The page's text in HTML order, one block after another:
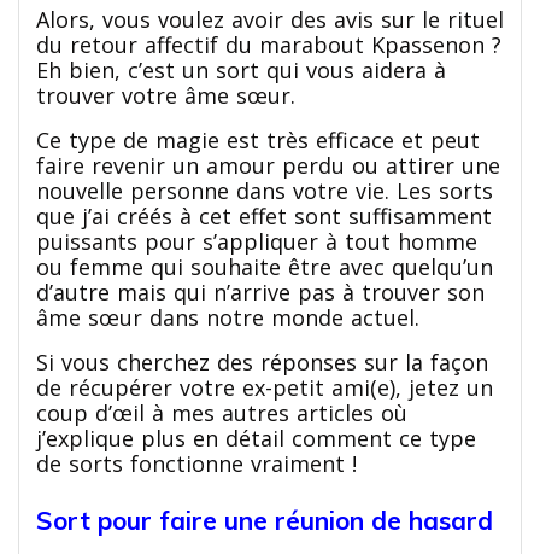
Alors, vous voulez avoir des avis sur le rituel
du retour affectif du marabout Kpassenon ?
Eh bien, c’est un sort qui vous aidera à
trouver votre âme sœur.
Ce type de magie est très efficace et peut
faire revenir un amour perdu ou attirer une
nouvelle personne dans votre vie. Les sorts
que j’ai créés à cet effet sont suffisamment
puissants pour s’appliquer à tout homme
ou femme qui souhaite être avec quelqu’un
d’autre mais qui n’arrive pas à trouver son
âme sœur dans notre monde actuel.
Si vous cherchez des réponses sur la façon
de récupérer votre ex-petit ami(e), jetez un
coup d’œil à mes autres articles où
j’explique plus en détail comment ce type
de sorts fonctionne vraiment !
Sort pour faire une réunion de hasard